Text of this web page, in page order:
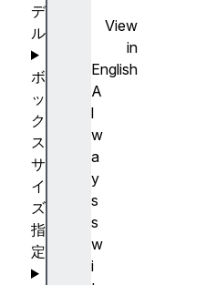
View
in
English
A
l
w
a
y
s
s
w
i
デ
ル
ボ
ッ
ク
ス
サ
イ
ズ
指
定